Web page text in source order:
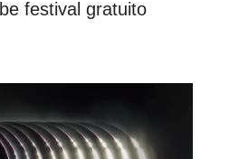
festival gratuito